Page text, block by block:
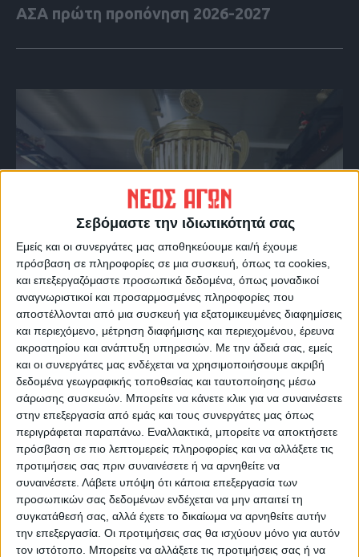
Σεβόμαστε την ιδιωτικότητά σας
Εμείς και οι συνεργάτες μας αποθηκεύουμε και/ή έχουμε
πρόσβαση σε πληροφορίες σε μια συσκευή, όπως τα cookies,
και επεξεργαζόμαστε προσωπικά δεδομένα, όπως μοναδικοί
αναγνωριστικοί και προσαρμοσμένες πληροφορίες που
αποστέλλονται από μια συσκευή για εξατομικευμένες διαφημίσεις
και περιεχόμενο, μέτρηση διαφήμισης και περιεχομένου, έρευνα
ακροατηρίου και ανάπτυξη υπηρεσιών. Με την άδειά σας, εμείς
και οι συνεργάτες μας ενδέχεται να χρησιμοποιήσουμε ακριβή
δεδομένα γεωγραφικής τοποθεσίας και ταυτοποίησης μέσω
σάρωσης συσκευών. Μπορείτε να κάνετε κλικ για να συναινέσετε
στην επεξεργασία από εμάς και τους συνεργάτες μας όπως
περιγράφεται παραπάνω. Εναλλακτικά, μπορείτε να αποκτήσετε
πρόσβαση σε πιο λεπτομερείς πληροφορίες και να αλλάξετε τις
προτιμήσεις σας πριν συναινέσετε ή να αρνηθείτε να
συναινέσετε. Λάβετε υπόψη ότι κάποια επεξεργασία των
προσωπικών σας δεδομένων ενδέχεται να μην απαιτεί τη
συγκατάθεσή σας, αλλά έχετε το δικαίωμα να αρνηθείτε αυτήν
την επεξεργασία. Οι προτιμήσεις σας θα ισχύουν μόνο για αυτόν
τον ιστότοπο. Μπορείτε να αλλάξετε τις προτιμήσεις σας ή να
ΑΣΑ πρώτη προπόνηση 2026-2027
Αφιέρωμα στην άνοδο της Δόξας
Μαχολουρίου